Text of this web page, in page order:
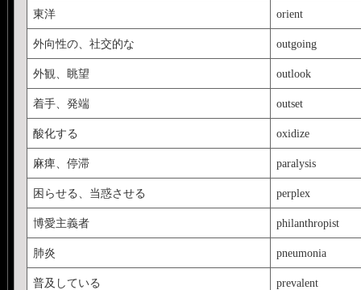
東洋 orient
外向性の、社交的な outgoing
外観、眺望 outlook
着手、発端 outset
酸化する oxidize
麻痺、停滞 paralysis
困らせる、当惑させる perplex
博愛主義者 philanthropist
肺炎 pneumonia
普及している prevalent